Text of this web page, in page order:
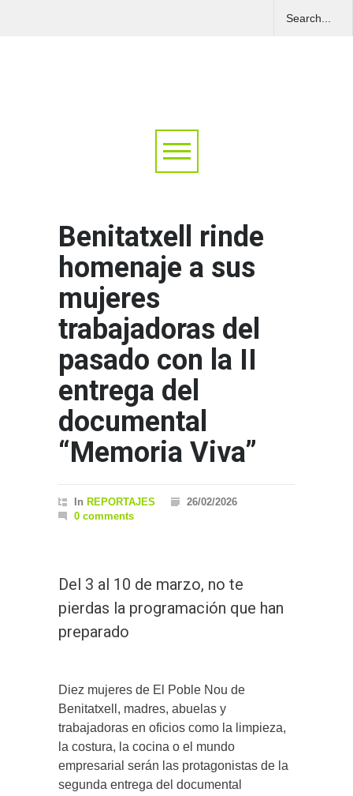
Benitatxell rinde
homenaje a sus
mujeres
trabajadoras del
pasado con la II
entrega del
documental
“Memoria Viva”
In REPORTAJES
26/02/2026
0 comments
Del 3 al 10 de marzo, no te
pierdas la programación que han
preparado
Diez mujeres de El Poble Nou de
Benitatxell, madres, abuelas y
trabajadoras en oficios como la limpieza,
la costura, la cocina o el mundo
empresarial serán las protagonistas de la
segunda entrega del documental